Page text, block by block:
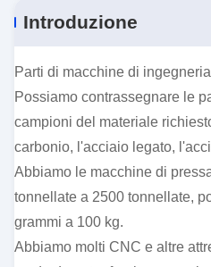
Introduzione
Parti di macchine di
Possiamo contrassegnare le
campioni del materiale
carbonio, l'acciaio legato,
Abbiamo le macchine di
tonnellate a 2500 tonnellate,
grammi a 100 kg.
Abbiamo molti CNC e altre